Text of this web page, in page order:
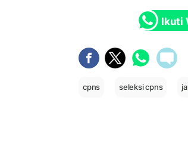
Ikuti
cpns seleksi cpns